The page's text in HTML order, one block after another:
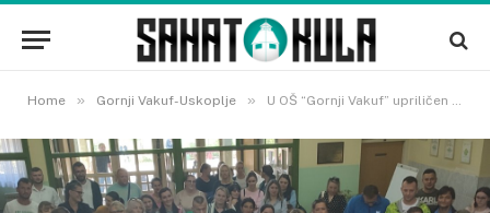
Home » Gornji Vakuf-Uskoplje » U OŠ “Gornji Vakuf” upriličen doček prvačića